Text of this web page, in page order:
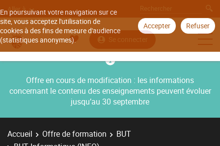
En poursuivant votre navigation sur ce
site, vous acceptez l'utilisation de
cookies à des fins de mesure d'audience
(statistiques anonymes).
Accepter Refuser
Aller à
Se connecter
Offre en cours de modification : les informations
concernant le contenu des enseignements peuvent évoluer
jusqu’au 30 septembre
Accueil Offre de formation
BUT